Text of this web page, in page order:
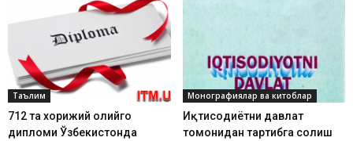
Таълим
712 та хорижий олийгоҳ
дипломи Ўзбекистонда
Монографиялар ва китоблар
Иқтисодиётни давлат
томонидан тартибга солиш